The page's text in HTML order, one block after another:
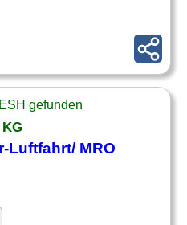
gefunden
MRO